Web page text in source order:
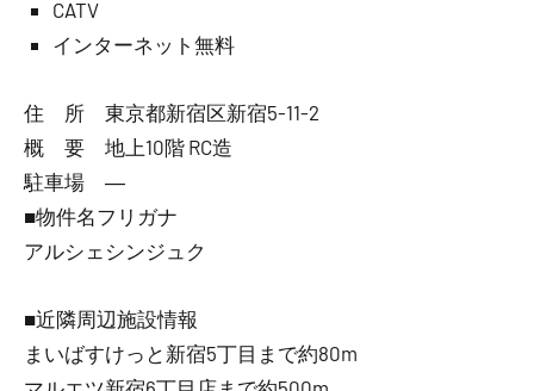
CATV
インターネット無料
住 所 東京都新宿区新宿5-11-2
概 要 地上10階 RC造
駐車場 ―
■物件名フリガナ
アルシェシンジュク
■近隣周辺施設情報
まいばすけっと新宿5丁目まで約80m